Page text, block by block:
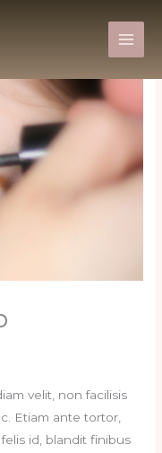
velit, non facilisis
Etiam ante tortor,
id, blandit finibus